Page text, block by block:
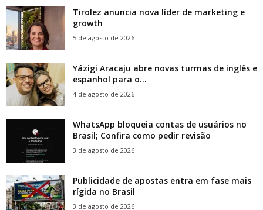
Tirolez anuncia nova líder de marketing e
growth
5 de agosto de 2026
Yázigi Aracaju abre novas turmas de inglês e
espanhol para o...
4 de agosto de 2026
WhatsApp bloqueia contas de usuários no
Brasil; Confira como pedir revisão
3 de agosto de 2026
Publicidade de apostas entra em fase mais
rígida no Brasil
3 de agosto de 2026